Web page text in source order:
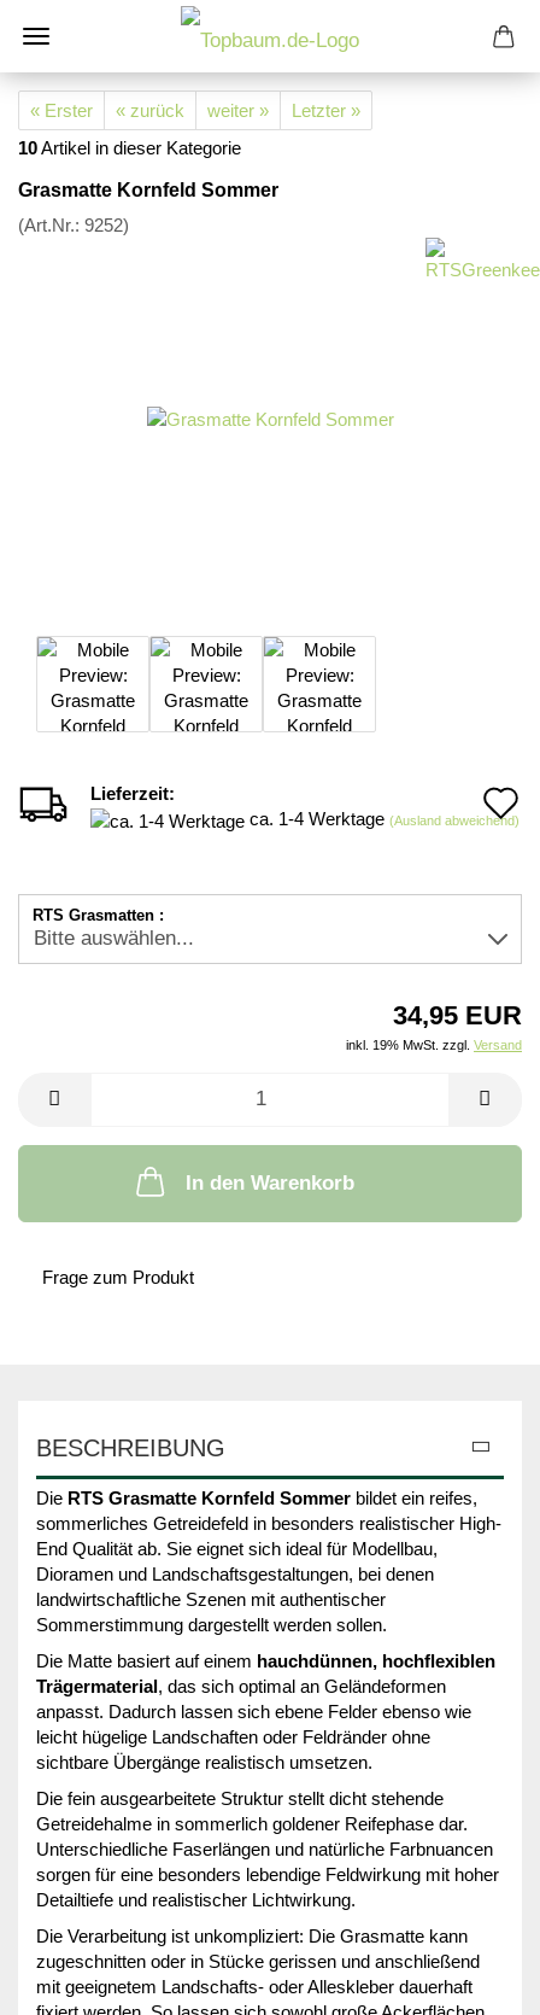
« Erster « zurück weiter »
Letzter »
10Artikel in dieser Kategorie
Grasmatte Kornfeld Sommer
(Art.Nr.: 9252)
Lieferzeit:
ca. 1-4 Werktage (Ausland abweichend)
RTS Grasmatten :
34,95 EUR
inkl. 19% MwSt. zzgl. Versand
In den Warenkorb
Frage zum Produkt
BESCHREIBUNG
Die RTS Grasmatte Kornfeld Sommer bildet ein reifes,
sommerliches Getreidefeld in besonders realistischer High-
End Qualität ab. Sie eignet sich ideal für Modellbau,
Dioramen und Landschaftsgestaltungen, bei denen
landwirtschaftliche Szenen mit authentischer
Sommerstimmung dargestellt werden sollen.
Die Matte basiert auf einem hauchdünnen, hochflexiblen
Trägermaterial, das sich optimal an Geländeformen
anpasst. Dadurch lassen sich ebene Felder ebenso wie
leicht hügelige Landschaften oder Feldränder ohne
sichtbare Übergänge realistisch umsetzen.
Die fein ausgearbeitete Struktur stellt dicht stehende
Getreidehalme in sommerlich goldener Reifephase dar.
Unterschiedliche Faserlängen und natürliche Farbnuancen
sorgen für eine besonders lebendige Feldwirkung mit hoher
Detailtiefe und realistischer Lichtwirkung.
Die Verarbeitung ist unkompliziert: Die Grasmatte kann
zugeschnitten oder in Stücke gerissen und anschließend
mit geeignetem Landschafts- oder Alleskleber dauerhaft